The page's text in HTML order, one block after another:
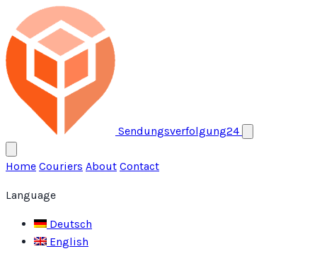
Open menu
Sendungsverfolgung24
Home Couriers About Contact
Language
Deutsch
English